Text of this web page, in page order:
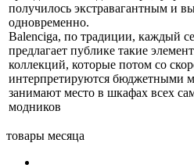
получилось экстравагантным и
одновременно.
Balenciga, по традиции, каждый
предлагает публике такие
коллекций, которые потом со
интерпретируются бюджетными
занимают место в шкафах всех
модников
товары месяца